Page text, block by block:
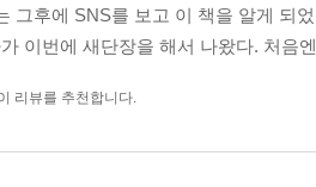
그후에 SNS를 보고 이 책을 알게 되
이번에 새단장을 해서 나왔다. 처음
리뷰를 추천합니다.